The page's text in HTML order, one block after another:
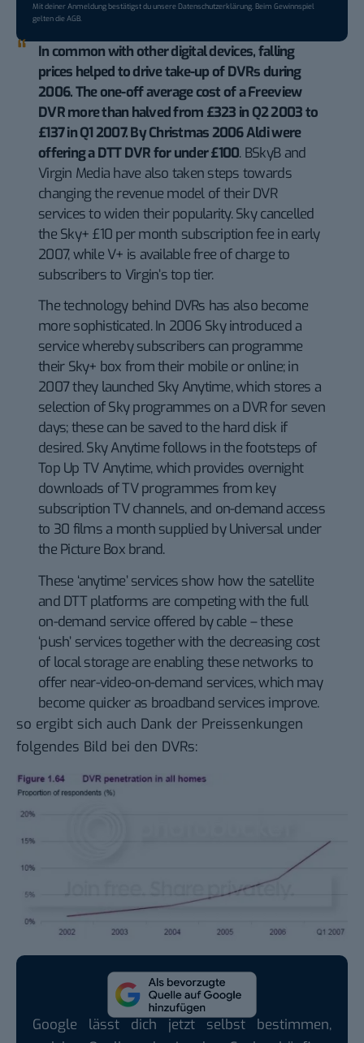
Mit deiner Anmeldung bestätigst du unsereDatenschutzerklärung. Beim Gewinnspiel
gelten dieAGB.
In common with other digital devices, falling
prices helped to drive take-up of DVRs during
2006. The one-off average cost of a Freeview
DVR more than halved from £323 in Q2 2003 to
£137 in Q1 2007.By Christmas 2006 Aldi were
offering a DTT DVR for under £100. BSkyB and
Virgin Media have also taken steps towards
changing the revenue model of their DVR
services to widen their popularity. Sky cancelled
the Sky+ £10 per month subscription fee in early
2007, while V+ is available free of charge to
subscribers to Virgin’s top tier.
The technology behind DVRs has also become
more sophisticated. In 2006 Sky introduced a
service whereby subscribers can programme
their Sky+ box from their mobile or online; in
2007 they launched Sky Anytime, which stores a
selection of Sky programmes on a DVR for seven
days; these can be saved to the hard disk if
desired. Sky Anytime follows in the footsteps of
Top Up TV Anytime, which provides overnight
downloads of TV programmes from key
subscription TV channels, and on-demand access
to 30 films a month supplied by Universal under
the Picture Box brand.
These ‘anytime’ services show how the satellite
and DTT platforms are competing with the full
on-demand service offered by cable – these
‘push’ services together with the decreasing cost
of local storage are enabling these networks to
offer near-video-on-demand services, which may
become quicker as broadband services improve.
so ergibt sich auch Dank der Preissenkungen
folgendes Bild bei den DVRs:
Google lässt dich jetzt selbst bestimmen,